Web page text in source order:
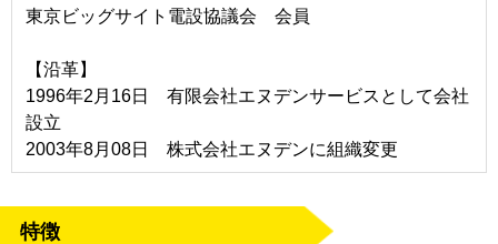
東京ビッグサイト電設協議会 会員
【沿革】
1996年2月16日 有限会社エヌデンサービスとして会社
設立
2003年8月08日 株式会社エヌデンに組織変更
特徴